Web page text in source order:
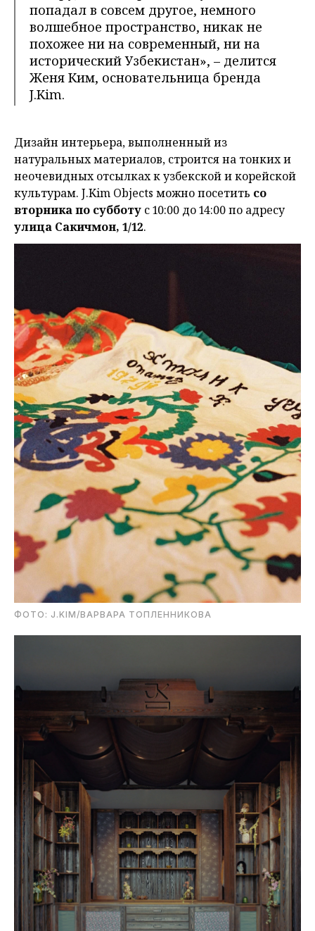
попадал в совсем другое, немного
волшебное пространство, никак не
похожее ни на современный, ни на
исторический Узбекистан», – делится
Женя Ким, основательница бренда
J.Kim.
Дизайн интерьера, выполненный из
натуральных материалов, строится на тонких и
неочевидных отсылках к узбекской и корейской
культурам. J.Kim Objects можно посетить со
вторника по субботу с 10:00 до 14:00 по адресу
улица Сакичмон, 1/12.
ФОТО: J.KIM/ВАРВАРА ТОПЛЕННИКОВА